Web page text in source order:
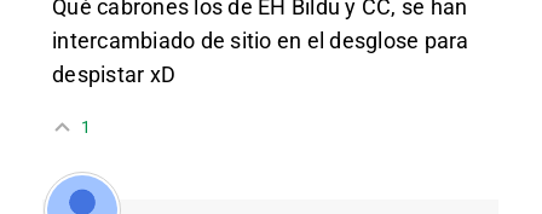
Qué cabrones los de EH Bildu y CC, se han
intercambiado de sitio en el desglose para
despistar xD
1